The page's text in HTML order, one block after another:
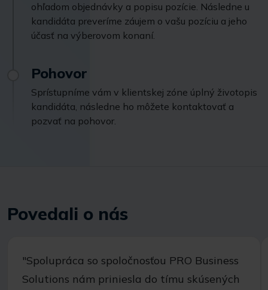
ohľadom objednávky a popisu pozície. Následne u
kandidáta preveríme záujem o vašu pozíciu a jeho
účasť na výberovom konaní.
Pohovor
Sprístupníme vám v klientskej zóne úplný životopis
kandidáta, následne ho môžete kontaktovať a
pozvať na pohovor.
Povedali o nás
"Spolupráca so spoločnosťou PRO Business
Solutions nám priniesla do tímu skúsených